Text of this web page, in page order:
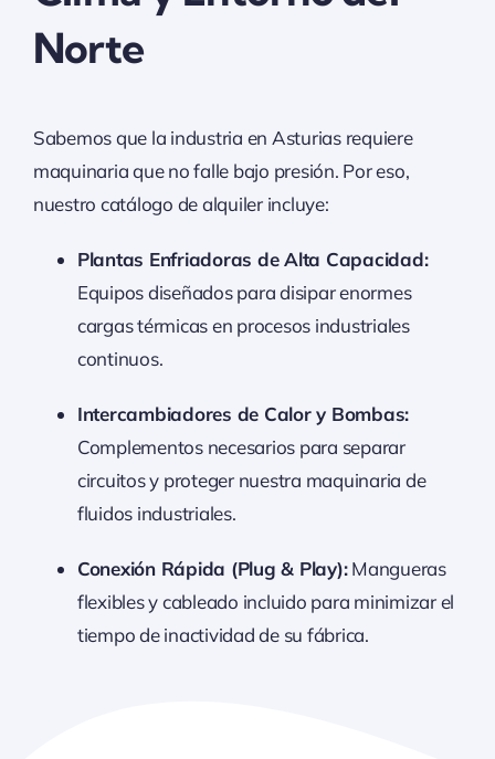
Norte
Sabemos que la industria en Asturias requiere
maquinaria que no falle bajo presión. Por eso,
nuestro catálogo de alquiler incluye:
Plantas Enfriadoras de Alta Capacidad:
Equipos diseñados para disipar enormes
cargas térmicas en procesos industriales
continuos.
Intercambiadores de Calor y Bombas:
Complementos necesarios para separar
circuitos y proteger nuestra maquinaria de
fluidos industriales.
Conexión Rápida (Plug & Play):Mangueras
flexibles y cableado incluido para minimizar el
tiempo de inactividad de su fábrica.